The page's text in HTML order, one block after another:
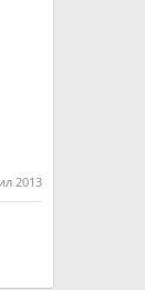
2013